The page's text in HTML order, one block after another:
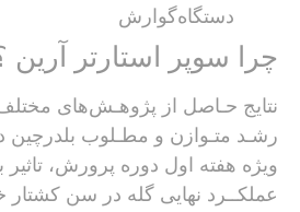
دستگاه‌گوارش
چرا سوپر استارتر آرین
نتایج حـاصل از پژوهـش‌ها‌ی
رشـد متـوازن و مطـلوب بلدرچین
ویژه هفته‌‌ اول دوره پرورش، تاثیر‌
عملکــرد نهایی گله در سن